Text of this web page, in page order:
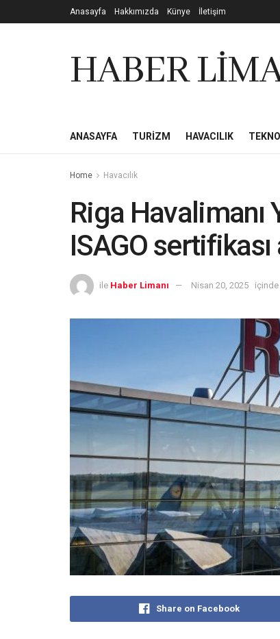
Anasayfa Hakkımızda Künye İletişim
HABER
ANASAYFA TURIZM HAVACILIK
Home Havacılık
Riga Havalimanı
ISAGO sertifikası
ile Haber Limanı Nisan 20, 2025 içinde
Share on Facebook